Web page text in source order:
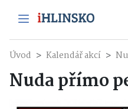
Úvod Kalendář akcí
Nuda přímo